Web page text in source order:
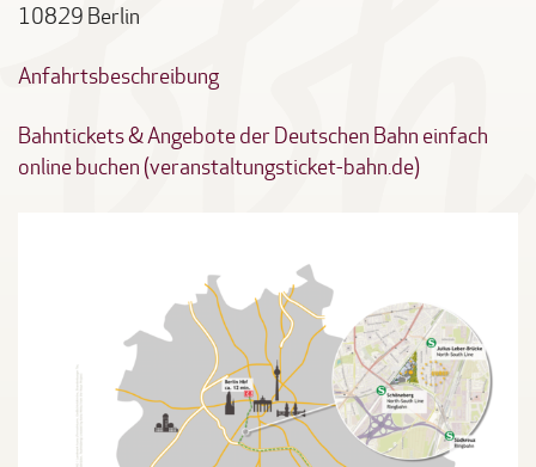
10829 Berlin
Anfahrtsbeschreibung
Bahntickets & Angebote der Deutschen Bahn einfach
online buchen (veranstaltungsticket-bahn.de)